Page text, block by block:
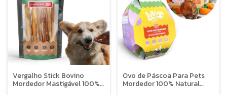
Vergalho Stick Bovino
Mordedor Mastigável 100%
Ovo de Páscoa Para Pets
Mordedor 100% Natural